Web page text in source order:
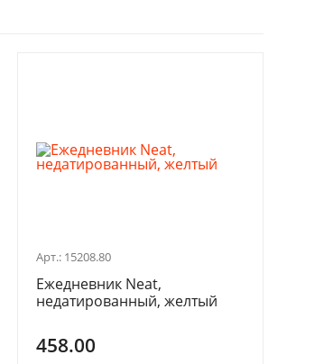
Арт.: 15208.80
Ежедневник Neat,
недатированный, желтый
458.00